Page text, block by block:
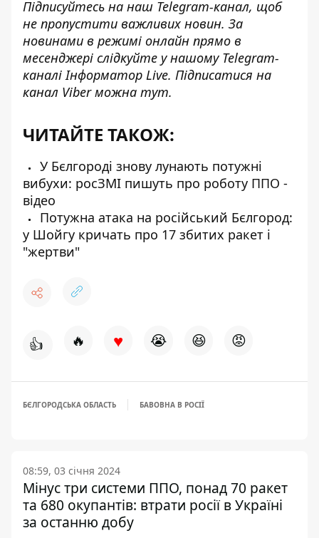
Підписуйтесь на наш Telegram-канал, щоб
не пропустити важливих новин. За
новинами в режимі онлайн прямо в
месенджері слідкуйте у нашому Telegram-
каналіІнформатор Live. Підписатися на
канал Viber можна тут.
ЧИТАЙТЕ ТАКОЖ:
У Бєлгороді знову лунають потужні
вибухи: росЗМІ пишуть про роботу ППО -
відео
Потужна атака на російський Бєлгород:
у Шойгу кричать про 17 збитих ракет і
"жертви"
👍 🔥 ♥ 😭 😆 😡
БЄЛГОРОДСЬКА ОБЛАСТЬ БАВОВНА В РОСІЇ
08:59, 03 січня 2024
Мінус три системи ППО, понад 70 ракет
та 680 окупантів: втрати росії в Україні
за останню добу